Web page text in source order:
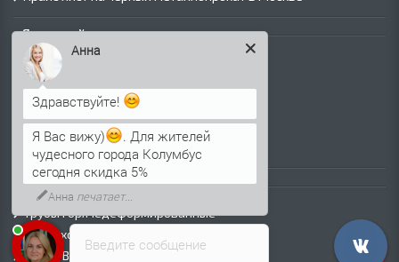
Листовой прокат
Лист г/к
Лист х/к
Просечно-вытяжной лист (ПВЛ)
Лист рифленый
Лист оцинкованный
Трубы
Трубы горячедеформированные
Труба холоднодеформированная
Трубы ВГП (Водогазопроводные)
Введите сообщение
Анна
Здравствуйте!
Я Вас вижу)
. Для жителей
чудесного города Колумбус
сегодня скидка 5%
Анна печатает...